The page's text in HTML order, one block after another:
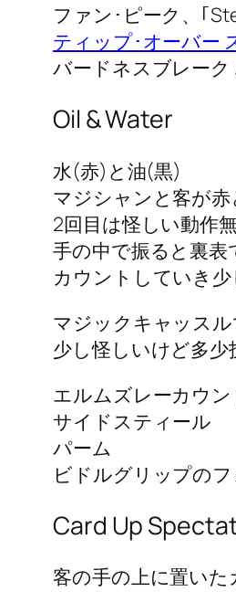
ファン･ピーク、｢
ティップ･オーバー
バードネスブレーク
Oil & Water
水(赤)と油(黒)
マジシャンと客が
2回目は怪しい動作
手の中で振ると裏表
カウントしていき少
マジックキャッスル
少し怪しいけど多少
エルムズレーカウ
サイドスティール
パーム
ビドルグリップの
Card Up
客の手の上に置い